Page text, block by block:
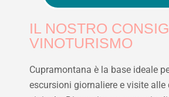
IL NOSTRO
VINOTURISMO
Cupramontana è la base ideale
escursioni giornaliere e visite alle